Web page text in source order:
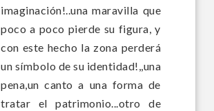
imaginación!..una maravilla que
poco a poco pierde su figura, y
con este hecho la zona perderá
un símbolo de su identidad!,,una
pena,un canto a una forma de
tratar el patrimonio...otro de